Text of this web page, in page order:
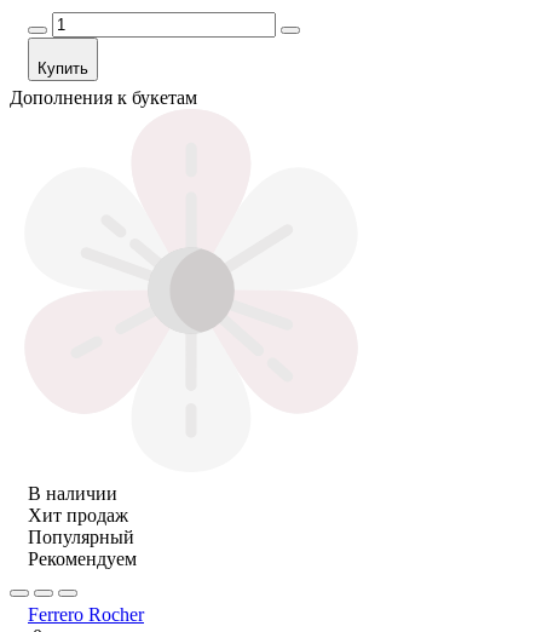
Купить
Дополнения к букетам
В наличии
Хит продаж
Популярный
Рекомендуем
Ferrero Rocher